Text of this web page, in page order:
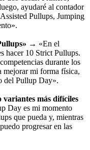
ayudaré al contador
Pullups, Jumping
→ «En el
hacer 10 Strict Pullups.
durante los
mejorar mi forma física,
del Pullup Day».
variantes más difíciles
Day es mi momento
que pueda y, mientras
progresar en las